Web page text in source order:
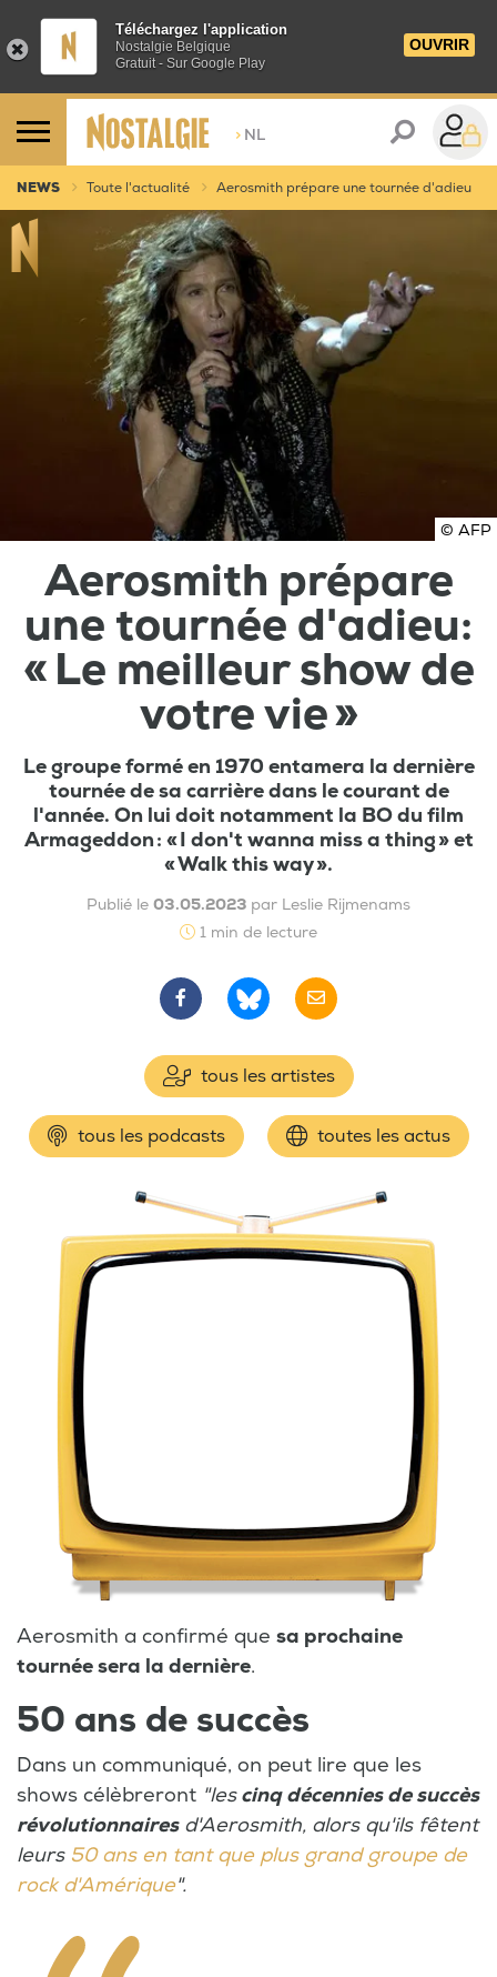
Téléchargez l'application
Nostalgie Belgique
Gratuit - Sur Google Play
OUVRIR
> NL
NEWS Toute l'actualité Aerosmith prépare une tournée d'adieu
© AFP
Aerosmith prépare
une tournée d'adieu:
« Le meilleur show de
votre vie »
Le groupe formé en 1970 entamera la dernière
tournée de sa carrière dans le courant de
l'année. On lui doit notamment la BO du film
Armageddon : « I don't wanna miss a thing » et
« Walk this way ».
Publié le 03.05.2023 par Leslie Rijmenams
1 min de lecture
tous les artistes
tous les podcasts toutes les actus
Aerosmith a confirmé que sa prochaine
tournée sera la dernière.
50 ans de succès
Dans un communiqué, on peut lire que les
shows célèbreront "lescinq décennies de succès
révolutionnairesd'Aerosmith, alors qu'ils fêtent
leurs 50 ans en tant que plus grand groupe de
rock d'Amérique".